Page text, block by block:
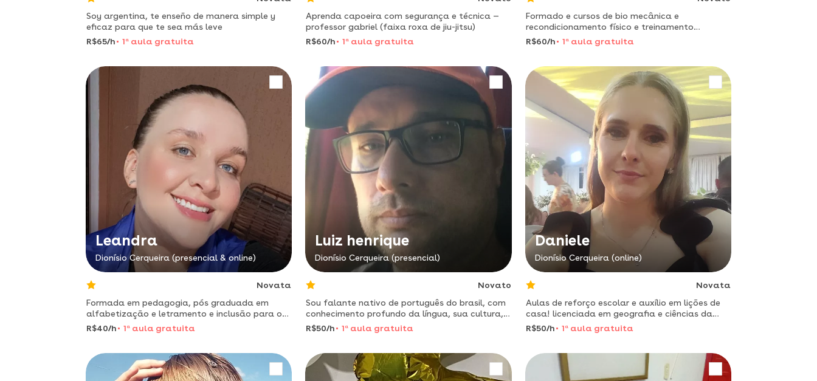
Soy argentina, te enseño de manera simple y
eficaz para que te sea más leve
R$65/h
1 a aula gratuita
Aprenda capoeira com segurança e técnica —
professor gabriel (faixa roxa de jiu-jitsu)
R$60/h
1 a aula gratuita
Formado e cursos de bio mecânica e
recondicionamento físico e treinamento
específico atuo na área a 3 ano + 10 anos de
toque com a musculação
R$60/h 1 aaula gratuita
Leandra
Dionísio Cerqueira (presencial & online)
Novata
Formada em pedagogia, pós graduada em
alfabetização e letramento e inclusão para o
transtorno do espectro autista. adora dar
aulas, sou criativa e dinâmica.
R$40/h 1 a aula gratuita
Luiz henrique
Dionísio Cerqueira (presencial)
Novato
Sou falante nativo de português do brasil, com
conhecimento profundo da língua, sua cultura,
expressões e tudo o que envolve a comunicação
real do dia a dia. possuo diploma em língua
R$50/h 1 a aula gratuita
Daniele
Dionísio Cerqueira (online)
Novata
Aulas de reforço escolar e auxílio em lições de
casa! licenciada em geografia e ciências da
religião, pós graduada em estudo de história e
geografia- aprendendo de forma divertida- a
R$50/h 1 aaula gratuita